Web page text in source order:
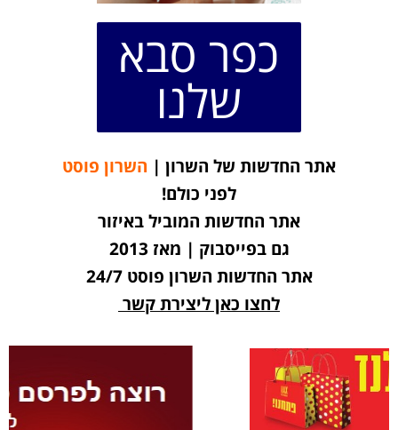
כפר סבא
שלנו
אתר החדשות של השרון | השרון פוסט
לפני כולם!
אתר החדשות המוביל באיזור
גם בפייסבוק | מאז 2013
אתר החדשות השרון פוסט 24/7
לחצו כאן ליצירת קשר